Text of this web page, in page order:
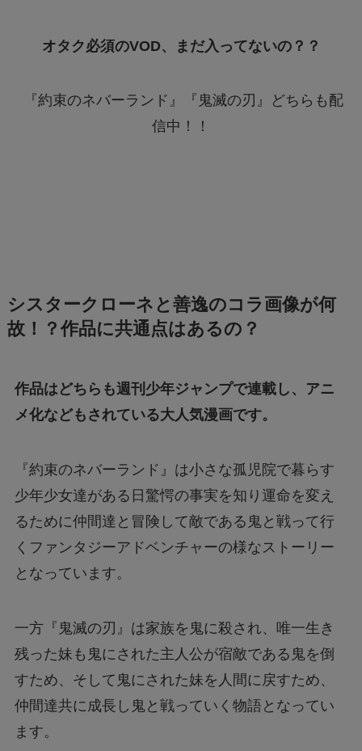
オタク必須のVOD、まだ入ってないの？？
『約束のネバーランド』『鬼滅の刃』どちらも配
信中！！
シスタークローネと善逸のコラ画像が何
故！？作品に共通点はあるの？
作品はどちらも週刊少年ジャンプで連載し、アニ
メ化などもされている大人気漫画です。
『約束のネバーランド』は小さな孤児院で暮らす
少年少女達がある日驚愕の事実を知り運命を変え
るために仲間達と冒険して敵である鬼と戦って行
くファンタジーアドベンチャーの様なストーリー
となっています。
一方『鬼滅の刃』は家族を鬼に殺され、唯一生き
残った妹も鬼にされた主人公が宿敵である鬼を倒
すため、そして鬼にされた妹を人間に戻すため、
仲間達共に成長し鬼と戦っていく物語となってい
ます。